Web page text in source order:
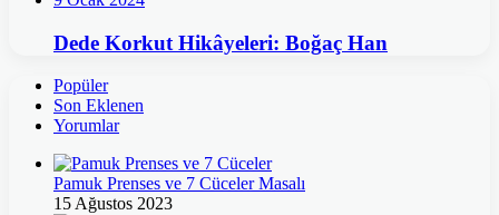
Dede Korkut Hikâyeleri: Boğaç Han
Popüler
Son Eklenen
Yorumlar
Pamuk Prenses ve 7 Cüceler Masalı
15 Ağustos 2023